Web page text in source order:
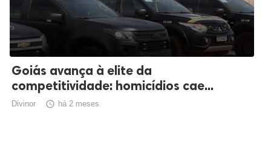
Goiás avança à elite da
competitividade: homicídios cae...
Divinor  há 2 meses